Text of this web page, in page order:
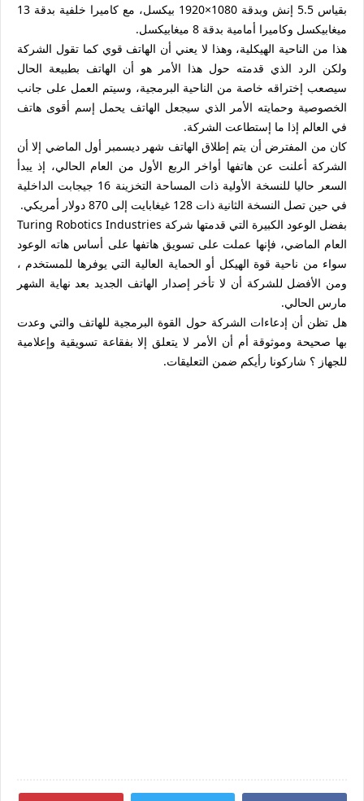
بقياس 5.5 إنش وبدقة 1080×1920 بيكسل، مع كاميرا خلفية بدقة 13
ميغابيكسل وكاميرا أمامية بدقة 8 ميغابيكسل.
هذا من الناحية الهيكلية، وهذا لا يعني أن الهاتف قوي كما تقول الشركة
ولكن الرد الذي قدمته حول هذا الأمر هو أن الهاتف بطبيعة الحال
سيصعب إختراقه خاصة من الناحية البرمجية، وسيتم العمل على جانب
الخصوصية وحمايته الأمر الذي سيجعل الهاتف يحمل إسم أقوى هاتف
في العالم إذا ما إستطاعت الشركة.
كان من المفترض أن يتم إطلاق الهاتف شهر ديسمبر أول الماضي إلا أن
الشركة أعلنت عن هاتفها أواخر الربع الأول من العام الحالي، إذ يبدأ
السعر حاليا للنسخة الأولية ذات المساحة التخزينة 16 جيجابت الداخلية
في حين تصل النسخة الثانية ذات 128 غيغابايت إلى 870 دولار أمريكي.
بفضل الوعود الكبيرة التي قدمتها شركة Turing Robotics Industries
العام الماضي، فإنها عملت على تسويق هاتفها على أساس هاته الوعود
سواء من ناحية قوة الهيكل أو الحماية العالية التي يوفرها للمستخدم ،
ومن الأفضل للشركة أن لا تأخر إصدار الهاتف الجديد بعد نهاية الشهر
مارس الحالي.
هل تظن أن إدعاءات الشركة حول القوة البرمجية للهاتف والتي وعدت
بها صحيحة وموثوقة أم أن الأمر لا يتعلق إلا بفقاعة تسويقية وإعلامية
للجهاز ؟ شاركونا رأيكم ضمن التعليقات.